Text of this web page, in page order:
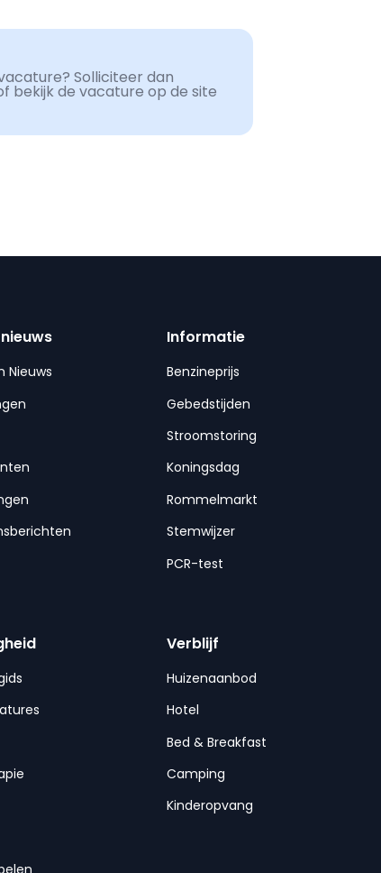
Solliciteer dan
bekijk de vacature op de site
Nieuws
Informatie
Benzineprijs
Gebedstijden
Stroomstoring
Koningsdag
Rommelmarkt
Stemwijzer
PCR-test
Verblijf
Huizenaanbod
Hotel
Bed & Breakfast
Camping
Kinderopvang